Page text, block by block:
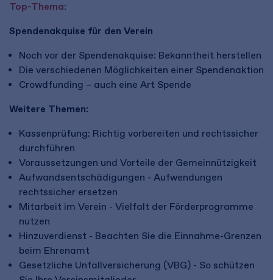
Top-Thema:
Spendenakquise für den Verein
Noch vor der Spendenakquise: Bekanntheit herstellen
Die verschiedenen Möglichkeiten einer Spendenaktion
Crowdfunding – auch eine Art Spende
Weitere Themen:
Kassenprüfung: Richtig vorbereiten und rechtssicher
durchführen
Voraussetzungen und Vorteile der Gemeinnützigkeit
Aufwandsentschädigungen - Aufwendungen
rechtssicher ersetzen
Mitarbeit im Verein - Vielfalt der Förderprogramme
nutzen
Hinzuverdienst - Beachten Sie die Einnahme-Grenzen
beim Ehrenamt
Gesetzliche Unfallversicherung (VBG) - So schützen